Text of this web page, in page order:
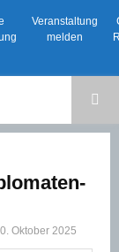
Veranstaltung
melden
Oktober 2025